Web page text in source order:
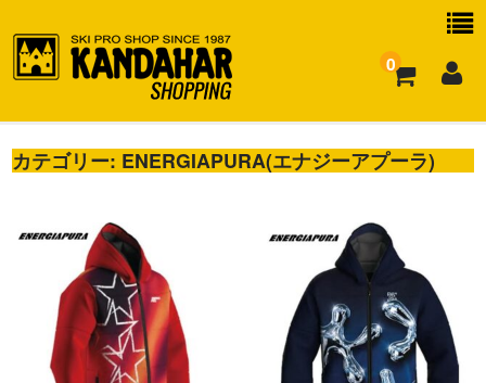
0
お買い物ガイド
カテゴリー: ENERGIAPURA(エナジーアプーラ)